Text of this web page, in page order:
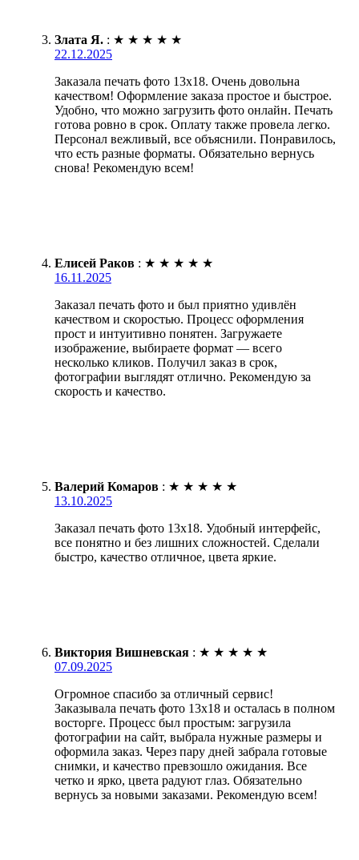
Злата Я. : ★ ★ ★ ★ ★
22.12.2025
Заказала печать фото 13х18. Очень довольна
качеством! Оформление заказа простое и быстрое.
Удобно, что можно загрузить фото онлайн. Печать
готова ровно в срок. Оплату также провела легко.
Персонал вежливый, все объяснили. Понравилось,
что есть разные форматы. Обязательно вернусь
снова! Рекомендую всем!
Елисей Раков : ★ ★ ★ ★ ★
16.11.2025
Заказал печать фото и был приятно удивлён
качеством и скоростью. Процесс оформления
прост и интуитивно понятен. Загружаете
изображение, выбираете формат — всего
несколько кликов. Получил заказ в срок,
фотографии выглядят отлично. Рекомендую за
скорость и качество.
Валерий Комаров : ★ ★ ★ ★ ★
13.10.2025
Заказал печать фото 13х18. Удобный интерфейс,
все понятно и без лишних сложностей. Сделали
быстро, качество отличное, цвета яркие.
Виктория Вишневская : ★ ★ ★ ★ ★
07.09.2025
Огромное спасибо за отличный сервис!
Заказывала печать фото 13х18 и осталась в полном
восторге. Процесс был простым: загрузила
фотографии на сайт, выбрала нужные размеры и
оформила заказ. Через пару дней забрала готовые
снимки, и качество превзошло ожидания. Все
четко и ярко, цвета радуют глаз. Обязательно
вернусь за новыми заказами. Рекомендую всем!